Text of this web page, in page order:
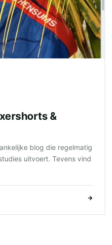
&
blog die regelmatig
uitvoert. Tevens vind
→